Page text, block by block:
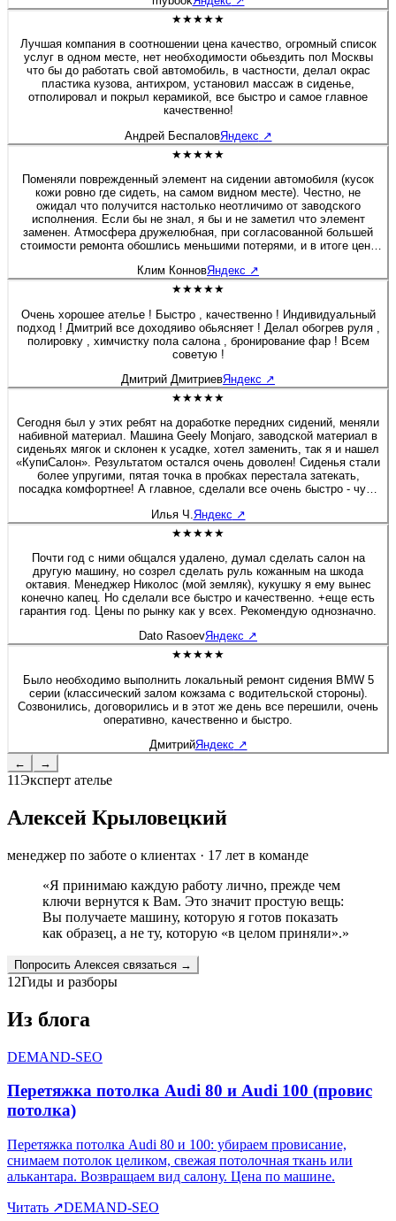
★★★★★
Лучшая компания в соотношении цена качество, огромный список
услуг в одном месте, нет необходимости обьездить пол Москвы
что бы до работать свой автомобиль, в частности, делал окрас
пластика кузова, антихром, установил массаж в сиденье,
отполировал и покрыл керамикой, все быстро и самое главное
качественно!
Андрей БеспаловЯндекс ↗
★★★★★
Поменяли поврежденный элемент на сидении автомобиля (кусок
кожи ровно где сидеть, на самом видном месте). Честно, не
ожидал что получится настолько неотличимо от заводского
исполнения. Если бы не знал, я бы и не заметил что элемент
заменен. Атмосфера дружелюбная, при согласованной большей
стоимости ремонта обошлись меньшими потерями, и в итоге цена
через время что-то изменится, отзыв дополню. Но почему-то
уверен, что не придется.
Клим КонновЯндекс ↗
★★★★★
Очень хорошее ателье ! Быстро , качественно ! Индивидуальный
подход ! Дмитрий все доходяиво обьясняет ! Делал обогрев руля ,
полировку , химчистку пола салона , бронирование фар ! Всем
советую !
Дмитрий ДмитриевЯндекс ↗
★★★★★
Сегодня был у этих ребят на доработке передних сидений, меняли
набивной материал. Машина Geely Monjaro, заводской материал в
сиденьях мягок и склонен к усадке, хотел заменить, так я и нашел
«КупиСалон». Результатом остался очень доволен! Сиденья стали
более упругими, пятая точка в пробках перестала затекать,
посадка комфортнее! А главное, сделали все очень быстро - чуть
короткая экскурсия по производственным цехам. Действительно
люди «болеют» своим делом, а это редкость! Очень приятная
останавливаться на достигнутом, професстонального и
технологического роста! Молодцы! 👍
Илья Ч. Яндекс ↗
★★★★★
Почти год с ними общался удалено, думал сделать салон на
другую машину, но созрел сделать руль кожанным на шкода
октавия. Менеджер Николос (мой земляк), кукушку я ему вынес
конечно капец. Но сделали все быстро и качественно. +еще есть
гарантия год. Цены по рынку как у всех. Рекомендую однозначно.
Dato RasoevЯндекс ↗
★★★★★
Было необходимо выполнить локальный ремонт сидения BMW 5
серии (классический залом кожзама с водительской стороны).
Созвонились, договорились и в этот же день все перешили, очень
оперативно, качественно и быстро.
ДмитрийЯндекс ↗
←
→
11Эксперт ателье
Алексей Крыловецкий
менеджер по заботе о клиентах · 17 лет в команде
«Я принимаю каждую работу лично, прежде чем
ключи вернутся к Вам. Это значит простую вещь:
Вы получаете машину, которую я готов показать
как образец, а не ту, которую «в целом приняли».»
Попросить Алексея связаться →
12Гиды и разборы
Из блога
DEMAND-SEO
Перетяжка потолка Audi 80 и Audi 100 (провис
потолка)
Перетяжка потолка Audi 80 и 100: убираем провисание,
снимаем потолок целиком, свежая потолочная ткань или
алькантара. Возвращаем вид салону. Цена по машине.
Читать ↗DEMAND-SEO